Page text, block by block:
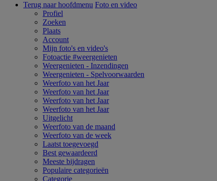
Terug naar hoofdmenu Foto en video
Profiel
Zoeken
Plaats
Account
Mijn foto's en video's
Fotoactie #weergenieten
Weergenieten - Inzendingen
Weergenieten - Spelvoorwaarden
Weerfoto van het Jaar
Weerfoto van het Jaar
Weerfoto van het Jaar
Weerfoto van het Jaar
Uitgelicht
Weerfoto van de maand
Weerfoto van de week
Laatst toegevoegd
Best gewaardeerd
Meeste bijdragen
Populaire categorieën
Categorie